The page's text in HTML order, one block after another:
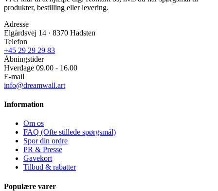
produkter, bestilling eller levering.
Adresse
Elgårdsvej 14 · 8370 Hadsten
Telefon
+45 29 29 29 83
Åbningstider
Hverdage 09.00 - 16.00
E-mail
info@dreamwall.art
Information
Om os
FAQ (Ofte stillede spørgsmål)
Spor din ordre
PR & Presse
Gavekort
Tilbud & rabatter
Populære varer